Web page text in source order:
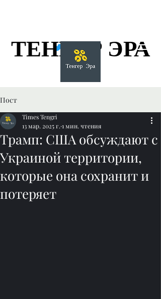
ТЕНГЕР ЭРА
ТЕНГЕР ЭРА
Пост
Трамп: США обсуждают с
Украиной территории,
которые она сохранит и
потеряет
Times Tengri
13 мар. 2025 г. 1 мин. чтения